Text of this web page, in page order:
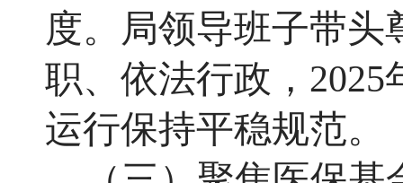
度。局领导班子带
职、依法行政， 2025
运行保持平稳规范。